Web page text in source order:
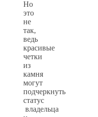
Но
это
не
так,
ведь
красивые
четки
из
камня
могут
подчеркнуть
статус
владельца